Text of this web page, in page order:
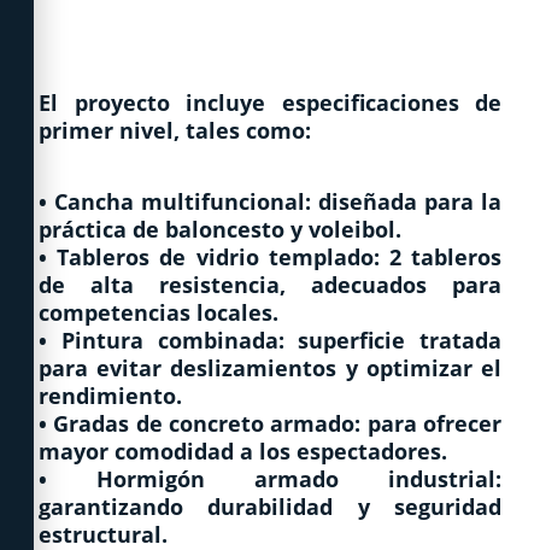
El proyecto incluye especificaciones de
primer nivel, tales como:
• Cancha multifuncional: diseñada para la
práctica de baloncesto y voleibol.
• Tableros de vidrio templado: 2 tableros
de alta resistencia, adecuados para
competencias locales.
• Pintura combinada: superficie tratada
para evitar deslizamientos y optimizar el
rendimiento.
• Gradas de concreto armado: para ofrecer
mayor comodidad a los espectadores.
• Hormigón armado industrial:
garantizando durabilidad y seguridad
estructural.